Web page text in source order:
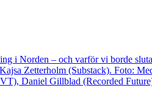
i Norden – och varför vi borde
Zetterholm (Substack). Foto: